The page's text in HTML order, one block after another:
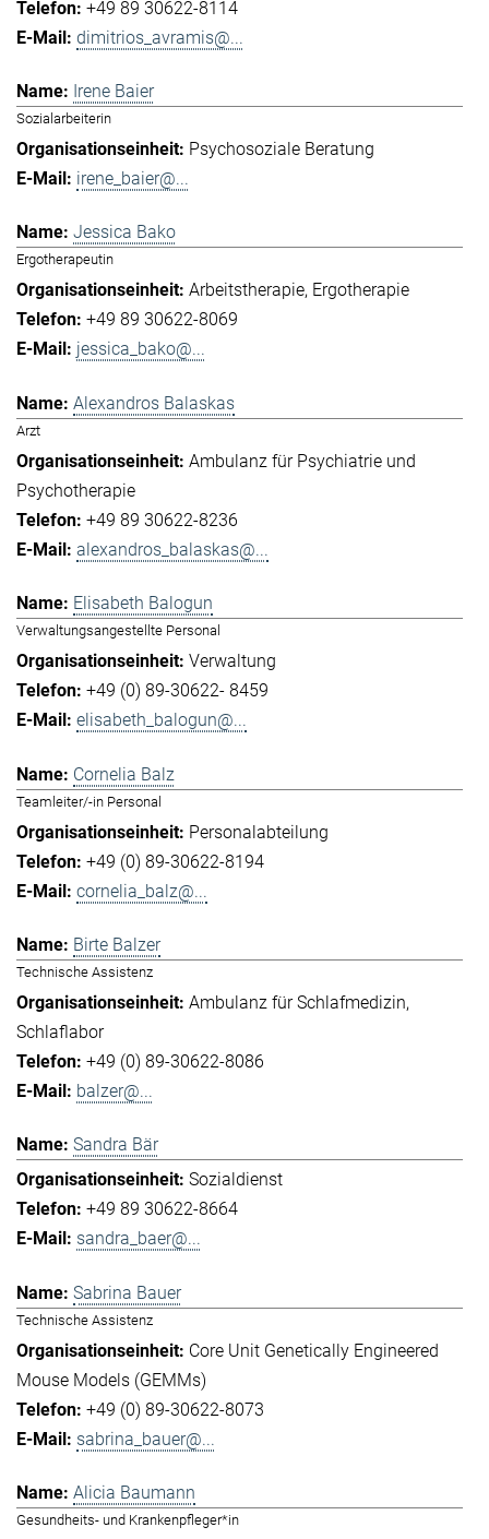
+49 89 30622-8114
dimitrios_avramis@...
Irene Baier
Sozialarbeiterin
Psychosoziale Beratung
irene_baier@...
Jessica Bako
Ergotherapeutin
Arbeitstherapie Ergotherapie
+49 89 30622-8069
jessica_bako@...
Alexandros Balaskas
Arzt
Ambulanz für Psychiatrie und
Psychotherapie
+49 89 30622-8236
alexandros_balaskas@...
Elisabeth Balogun
Verwaltungsangestellte Personal
Verwaltung
+49 (0) 89-30622- 8459
elisabeth_balogun@...
Cornelia Balz
Teamleiter/-in Personal
Personalabteilung
+49 (0) 89-30622-8194
cornelia_balz@...
Birte Balzer
Technische Assistenz
Ambulanz für Schlafmedizin
Schlaflabor
+49 (0) 89-30622-8086
balzer@...
Sandra Bär
Sozialdienst
+49 89 30622-8664
sandra_baer@...
Sabrina Bauer
Technische Assistenz
Core Unit Genetically Engineered
Mouse Models (GEMMs)
+49 (0) 89-30622-8073
sabrina_bauer@...
Alicia Baumann
Gesundheits- und Krankenpfleger*in